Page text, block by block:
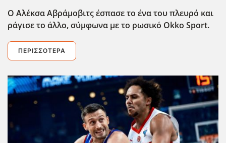
Ο Αλέκσα Αβράμοβιτς έσπασε το ένα του πλευρό και
ράγισε το άλλο, σύμφωνα με το ρωσικό Okko Sport.
ΠΕΡΙΣΣΌΤΕΡΑ